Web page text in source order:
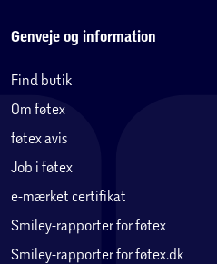
Genveje og information
Find butik
Om føtex
føtex avis
Job i føtex
e-mærket certifikat
Smiley-rapporter for føtex
Smiley-rapporter for føtex.dk